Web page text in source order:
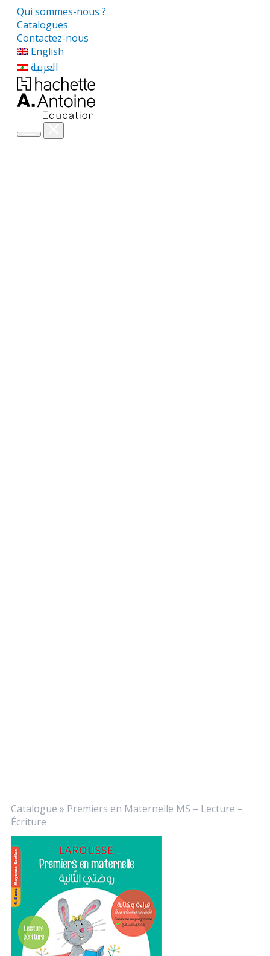
Qui sommes-nous ?
Catalogues
Contactez-nous
English
العربية
Catalogue » Premiers en Maternelle MS – Lecture –
Écriture